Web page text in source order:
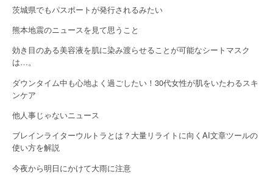
g
a
t
i
o
n
茨城県でもパスポートが発行されるみたい
熊本地震のニュースを見て思うこと
効き目のある美容液を肌に染み渡らせることが可能なシートマスク
は…。
ダウンタイム中も心地よく過ごしたい！30代女性が肌をいたわるスキ
ンケア
他人事じゃないニュース
ブレインライターウルトラとは？大量リライトに向くAI文章ツールの
使い方を解説
今夜から明日にかけて大雨に注意